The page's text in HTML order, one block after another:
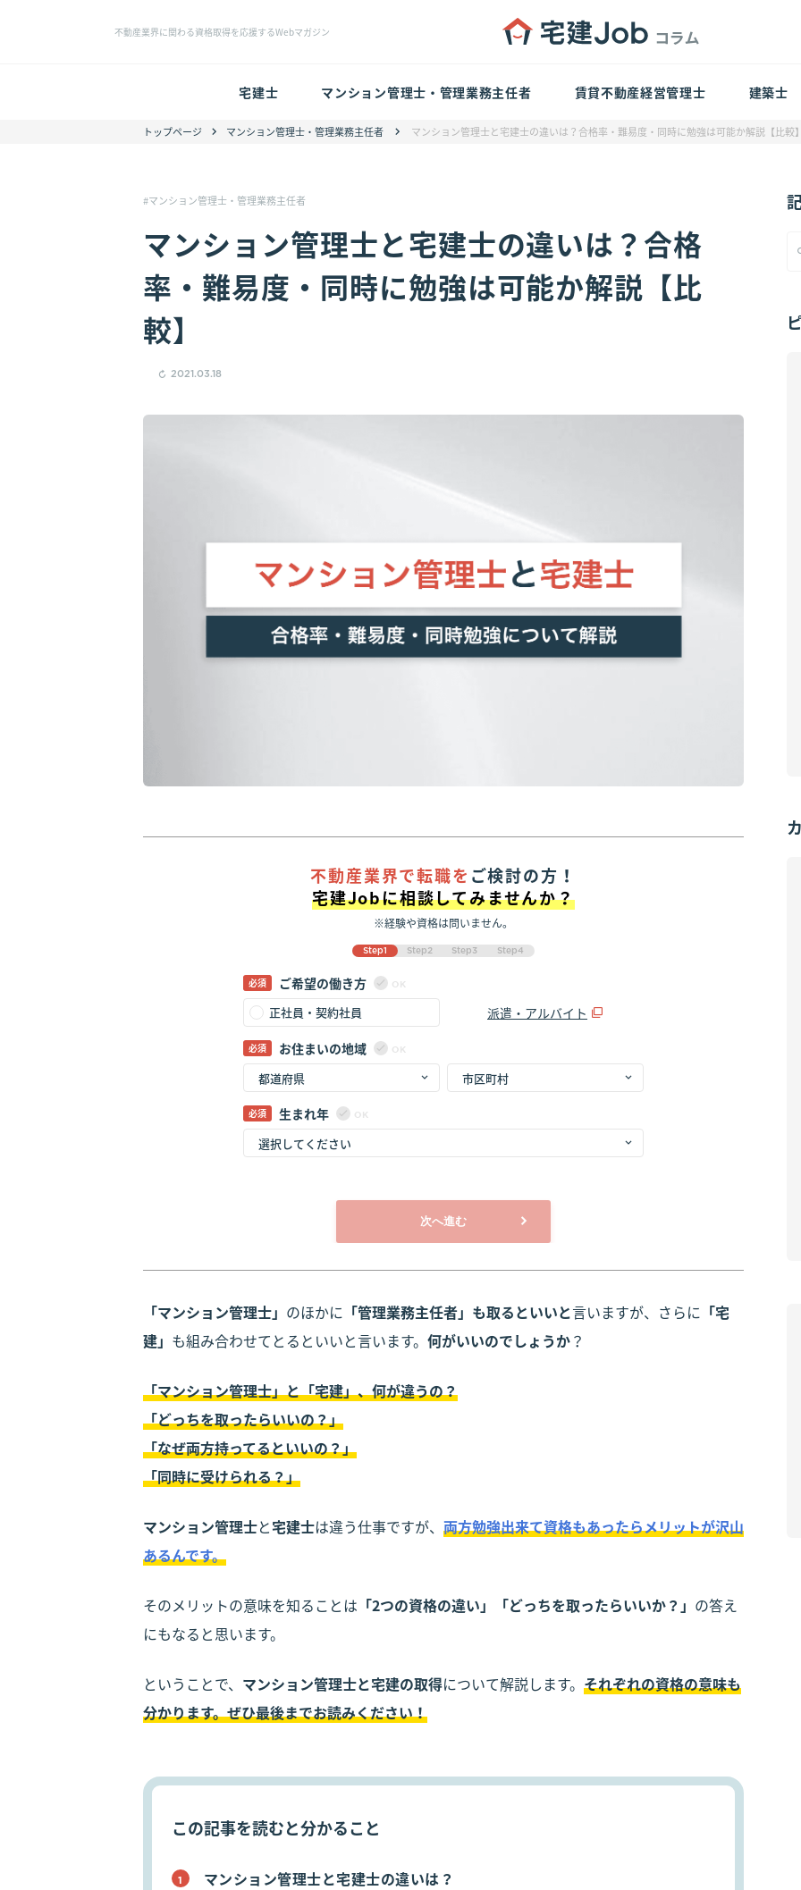
不動産業界に関わる資格取得を応援するWebマガジン
宅建士 マンション管理士・管理業務主任者 賃貸不動産経営管理士 建築士
トップページ マンション管理士・管理業務主任者 マンション管理士と宅建士の違いは？合格率・難易度・同時に勉強は可能か解説【比較
マンション管理士・管理業務主任者
マンション管理士と宅建士の違いは？合格
率・難易度・同時に勉強は可能か解説【比
較】
2021.03.18
不動産業界で転職を ご検討の方！
宅建Jobに相談してみませんか？
※経験や資格は問いません。
Step1 Step2 Step3 Step4
ご希望の働き方 OK
正社員・契約社員
派遣・アルバイト
お住まいの地域
OK
生まれ年 OK
次へ進む
「マンション管理士」 のほかに 「管理業務主任者」も取るといいと言いますが、さらに 「宅
建」 も組み合わせてとるといいと言います。 何がいいのでしょうか？
「マンション管理士」と「宅建」、何が違うの？
「どっちを取ったらいいの？」
「なぜ両方持ってるといいの？」
「同時に受けられる？」
マンション管理士と宅建士は違う仕事ですが、 両方勉強出来て資格もあったらメリットが沢山
あるんです。
そのメリットの意味を知ることは 「2つの資格の違い」「どっちを取ったらいいか？」 の答え
にもなると思います。
ということで、 マンション管理士と宅建の取得について解説します。 それぞれの資格の意味も
分かります。ぜひ最後までお読みください！
この記事を読むと分かること
マンション管理士と宅建士の違いは？